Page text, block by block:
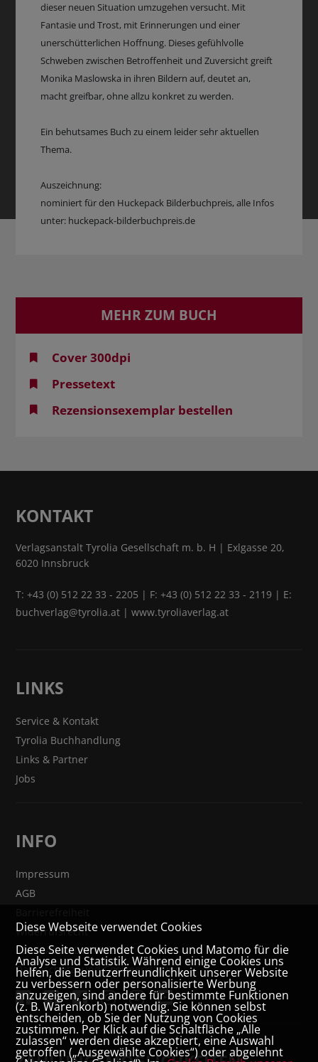
dieser neuen Situation umzugehen versucht. Mit
Fantasie und Trost, mit Erinnerungen und einer
unerschütterlichen Hoffnung. Dieses gefühlvolle
Schweben zwischen Betroffenheit und Zuversicht greift
Monika Maslowska in ihren Bildern auf, deutet an,
macht greifbar, ohne allzu konkret zu werden.
Ein behutsames Buch zu einem leider sehr aktuellen
Thema.
Auszeichnung:
nominiert für den Huckepack Bilderbuchpreis, alle Infos
unter: huckepack-bilderbuchpreis.de
MEHR ZUM BUCH
Cover 300dpi
Pressetext
Rezensionsexemplar bestellen
KONTAKT
Verlagsanstalt Tyrolia Gesellschaft m. b. H | Exlgasse 20,
6020 Innsbruck
T:+43 (0) 512 22 33 - 2205 | F: +43 (0) 512 22 33 - 2119 | E:
buchverlag@tyrolia.at |www.tyroliaverlag.at
LINKS
Service & Kontakt
Tyrolia Buchhandlung
Links & Partner
Jobs
INFO
Impressum
AGB
Widerrufsrecht
VERTRAG WIDERRUFEN
Datenschutz- und Cookieerklärung
Diese Webseite verwendet Cookies
Diese Seite verwendet Cookies und Matomo für die
Analyse und Statistik. Während einige Cookies uns
helfen, die Benutzerfreundlichkeit unserer Website
zu verbessern oder personalisierte Werbung
anzuzeigen, sind andere für bestimmte Funktionen
(z. B. Warenkorb) notwendig. Sie können selbst
entscheiden, ob Sie der Nutzung von Cookies
zustimmen. Per Klick auf die Schaltfläche „Alle
zulassen“ werden diese akzeptiert, eine Auswahl
getroffen („Ausgewählte Cookies“) oder abgelehnt